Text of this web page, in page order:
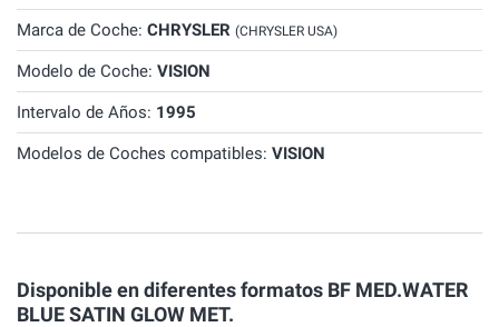
Marca de Coche: CHRYSLER (CHRYSLER USA)
Modelo de Coche: VISION
Intervalo de Años: 1995
Modelos de Coches compatibles: VISION
Disponible en diferentes formatos BF MED.WATER
BLUE SATIN GLOW MET.